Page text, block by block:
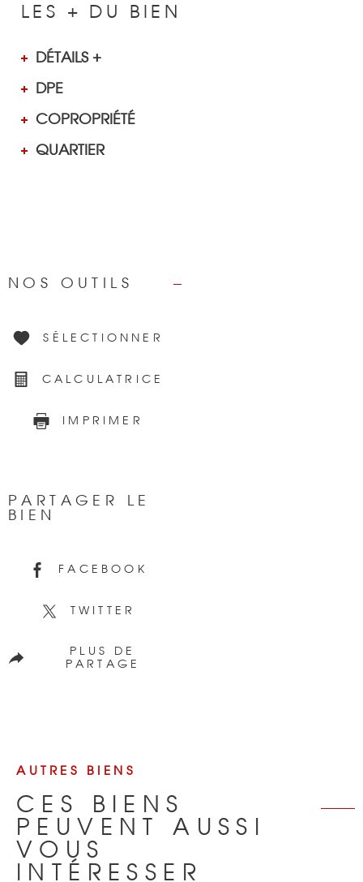
LES + DU BIEN
DÉTAILS +
DPE
COPROPRIÉTÉ
QUARTIER
NOS OUTILS
SÉLECTIONNER
CALCULATRICE
IMPRIMER
PARTAGER LE
BIEN
FACEBOOK
TWITTER
PLUS DE
PARTAGE
AUTRES BIENS
CES BIENS
PEUVENT AUSSI
VOUS
INTÉRESSER